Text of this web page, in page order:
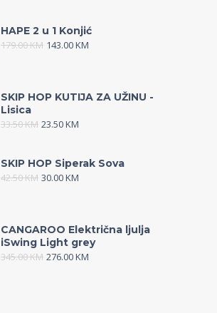
HAPE 2 u 1 Konjić
179.00KM 143.00KM
SKIP HOP KUTIJA ZA UŽINU -
Lisica
33.50KM 23.50KM
SKIP HOP Siperak Sova
42.50KM 30.00KM
CANGAROO Električna ljulja
iSwing Light grey
345.00KM 276.00KM